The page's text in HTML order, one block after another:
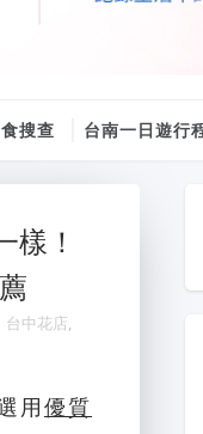
搜查 台南一日遊行
樣！
台中花店,
用優質